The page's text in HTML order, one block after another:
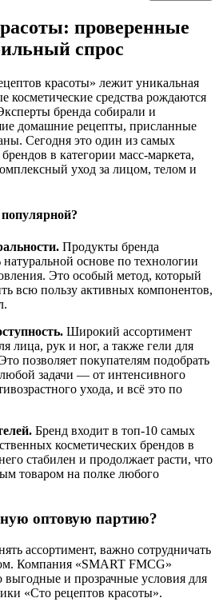
проверенные
спрос
красоты» лежит уникальная
косметические средства рождаются
бренда собирали и
домашние рецепты, присланные
Сегодня это один из самых
в категории масс-маркета,
уход за лицом, телом и
Продукты бренда
натуральной основе по технологии
Это особый метод, который
всю пользу активных компонентов,
Широкий ассортимент
лица, рук и ног, а также гели для
позволяет покупателям подобрать
задачи — от интенсивного
ухода, и всё это по
Бренд входит в топ-10 самых
косметических брендов в
стабилен и продолжает расти, что
товаром на полке любого
оптовую партию?
ассортимент, важно сотрудничать
Компания «SMART FMCG»
выгодные и прозрачные условия для
«Сто рецептов красоты».